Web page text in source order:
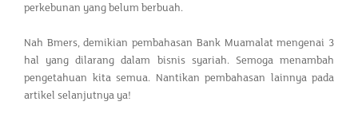
perkebunan yang belum berbuah.
Nah Bmers, demikian pembahasan Bank Muamalat mengenai 3
hal yang dilarang dalam bisnis syariah. Semoga menambah
pengetahuan kita semua. Nantikan pembahasan lainnya pada
artikel selanjutnya ya!